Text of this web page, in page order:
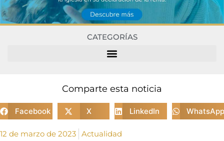
CATEGORÍAS
Comparte esta noticia
Facebook X LinkedIn WhatsApp
12 de marzo de 2023 Actualidad